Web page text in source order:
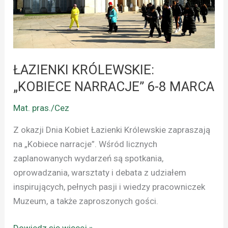
ŁAZIENKI KRÓLEWSKIE:
„KOBIECE NARRACJE” 6-8 MARCA
Mat. pras./Cez
Z okazji Dnia Kobiet Łazienki Królewskie zapraszają
na „Kobiece narracje”. Wśród licznych
zaplanowanych wydarzeń są spotkania,
oprowadzania, warsztaty i debata z udziałem
inspirujących, pełnych pasji i wiedzy pracowniczek
Muzeum, a także zaproszonych gości.
6-
8
MARCA